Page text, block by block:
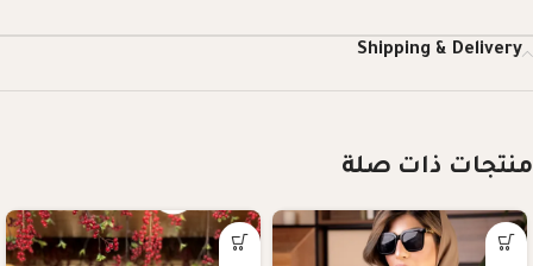
Shipping & Delivery
منتجات ذات صلة